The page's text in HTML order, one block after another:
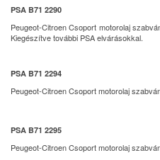
PSA B71 2290
Peugeot-Citroen Csoport motorolaj
Kiegészítve további PSA elvárásokkal.
PSA B71 2294
Peugeot-Citroen Csoport motorolaj
PSA B71 2295
Peugeot-Citroen Csoport motorolaj